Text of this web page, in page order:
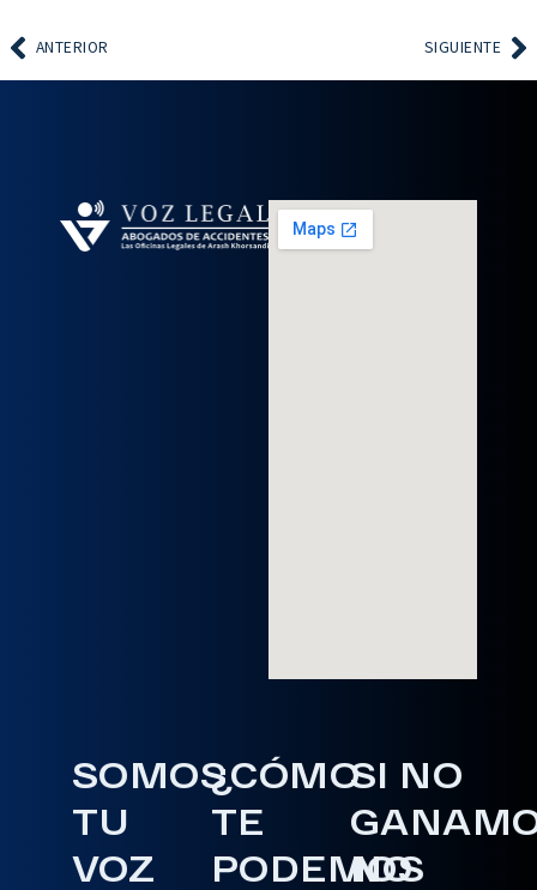
ANTERIOR SIGUIENTE
SOMOS
TU
VOZ
¿CÓMO
TE
PODEMOS
SI NO
NO